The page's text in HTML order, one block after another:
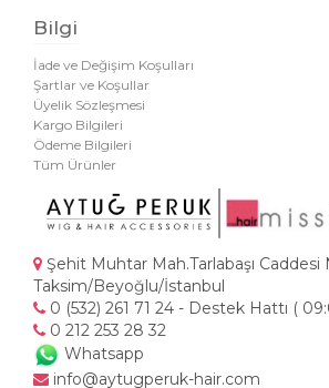
Bilgi
İade ve Değişim Koşulları
Şartlar ve Koşullar
Üyelik Sözleşmesi
Kargo Bilgileri
Ödeme Bilgileri
Tüm Ürünler
Şehit Muhtar Mah.Tarlabaşı Caddesi
Taksim/Beyoğlu/İstanbul
0 (532) 261 71 24 - Destek Hattı (
0 212 253 28 32
Whatsapp
info@aytugperuk-hair.com